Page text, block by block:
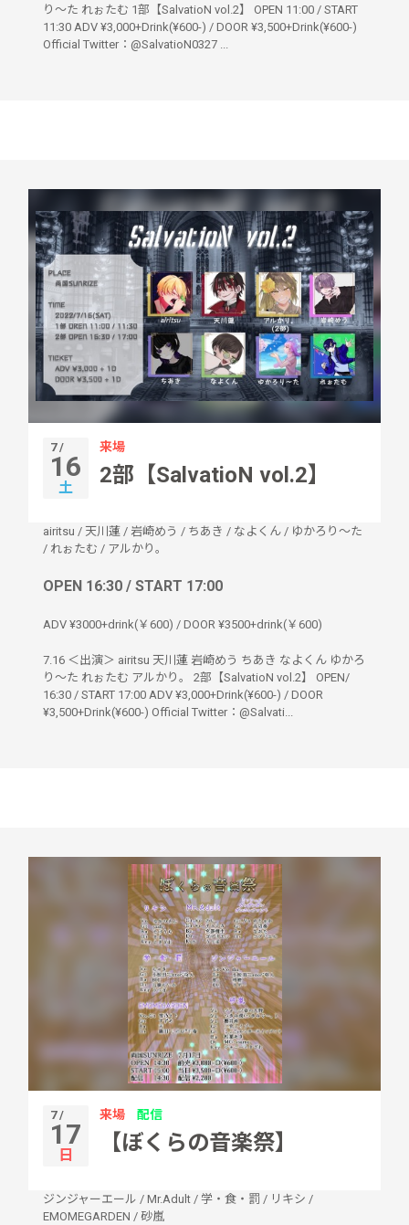
り〜た れぉたむ 1部【SalvatioN vol.2】 OPEN 11:00 / START
11:30 ADV ¥3,000+Drink(¥600-) / DOOR ¥3,500+Drink(¥600-)
Official Twitter：@SalvatioN0327 ...
7 /
16
土
来場
2部【SalvatioN vol.2】
airitsu / 天川蓮 / 岩崎めう / ちあき / なよくん / ゆかろり〜た
/ れぉたむ / アルかり。
OPEN 16:30 / START 17:00
ADV ¥3000+drink(￥600) / DOOR ¥3500+drink(￥600)
7.16 ＜出演＞ airitsu 天川蓮 岩崎めう ちあき なよくん ゆかろ
り〜た れぉたむ アルかり。 2部【SalvatioN vol.2】 OPEN/
16:30 / START 17:00 ADV ¥3,000+Drink(¥600-) / DOOR
¥3,500+Drink(¥600-) Official Twitter：@Salvati...
7 /
17
日
来場 配信
【ぼくらの音楽祭】
ジンジャーエール / Mr.Adult / 学・食・罰 / リキシ /
EMOMEGARDEN / 砂嵐